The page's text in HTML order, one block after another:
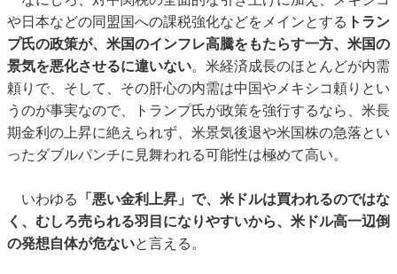
や日本などの同盟国への課税強化などをメインとする トラン
プ氏の政策が、米国のインフレ高騰をもたらす一方、米国の
景気を悪化させるに違いない。米経済成長のほとんどが内需
頼りで、そして、その肝心の内需は中国やメキシコ頼りとい
うのが事実なので、トランプ氏が政策を強行するなら、米長
期金利の上昇に絶えられず、米景気後退や米国株の急落とい
ったダブルパンチに見舞われる可能性は極めて高い。
いわゆる
「悪い金利上昇」で、米ドルは買われるのではな
く、むしろ売られる羽目になりやすいから、米ドル高一辺倒
の発想自体が危ないと言える。